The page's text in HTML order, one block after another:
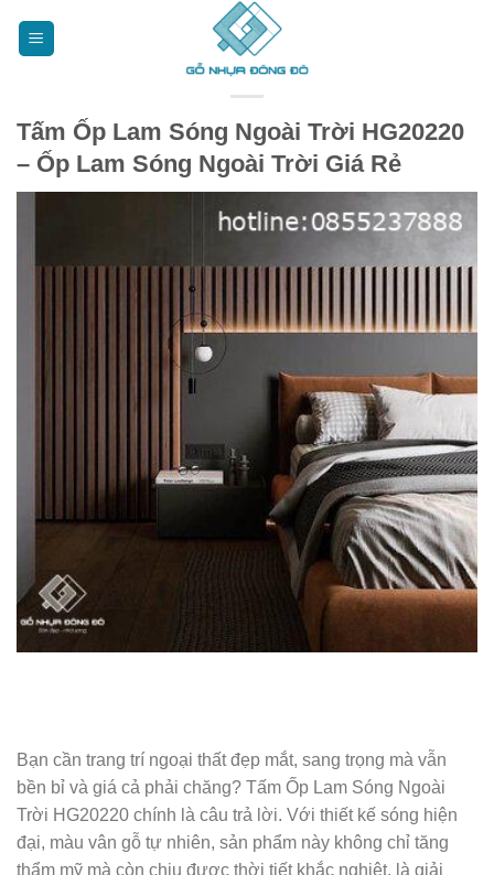
Tấm Ốp Lam Sóng Ngoài Trời HG20220
– Ốp Lam Sóng Ngoài Trời Giá Rẻ
Bạn cần trang trí ngoại thất đẹp mắt, sang trọng mà vẫn
bền bỉ và giá cả phải chăng? Tấm Ốp Lam Sóng Ngoài
Trời HG20220 chính là câu trả lời. Với thiết kế sóng hiện
đại, màu vân gỗ tự nhiên, sản phẩm này không chỉ tăng
thẩm mỹ mà còn chịu được thời tiết khắc nghiệt, là giải